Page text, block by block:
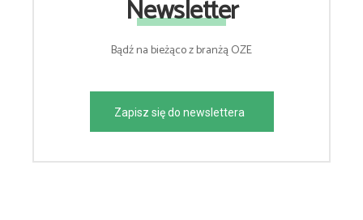
Newsletter
Bądź na bieżąco z branżą OZE
Zapisz się do newslettera